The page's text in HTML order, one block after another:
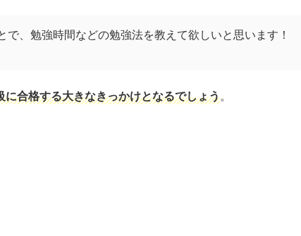
、勉強時間などの勉強法を教えて欲しいと思います！
に合格する大きなきっかけとなるでしょう。